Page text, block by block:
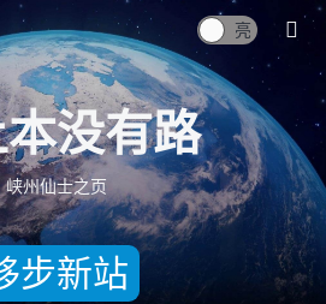
没有路
峡州仙士之页
步新站